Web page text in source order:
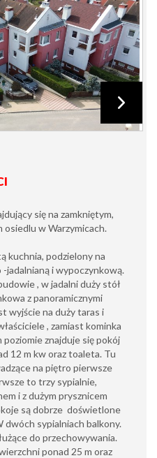
się na zamkniętym,
w Warzymicach.
kuchnia, podzielony na
i wypoczynkową.
, w jadalni duży stół
z panoramicznymi
wyjście na duży taras i
, zamiast kominka
znajduje się pokój
12 m kw oraz toaleta. Tu
na piętro pierwsze
to trzy sypialnie,
i z dużym prysznicem
są dobrze doświetlone
dwóch sypialniach balkony.
do przechowywania.
ponad 25 m oraz